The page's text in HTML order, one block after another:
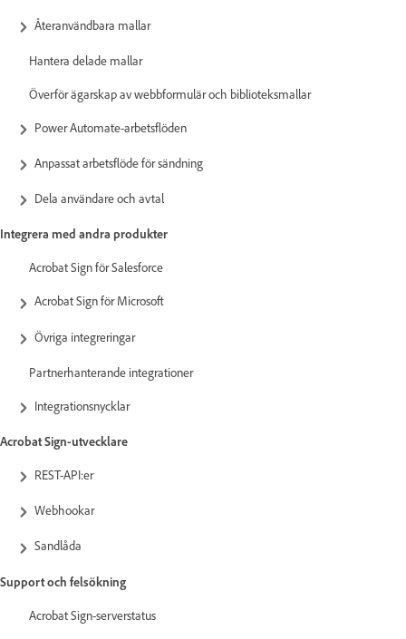
Återanvändbara mallar
Hantera delade mallar
Överför ägarskap av webbformulär och biblioteksmallar
Power Automate-arbetsflöden
Anpassat arbetsflöde för sändning
Dela användare och avtal
Integrera med andra produkter
Acrobat Sign för Salesforce
Acrobat Sign för Microsoft
Övriga integreringar
Partnerhanterande integrationer
Integrationsnycklar
Acrobat Sign-utvecklare
REST-API:er
Webhookar
Sandlåda
Support och felsökning
Acrobat Sign-serverstatus